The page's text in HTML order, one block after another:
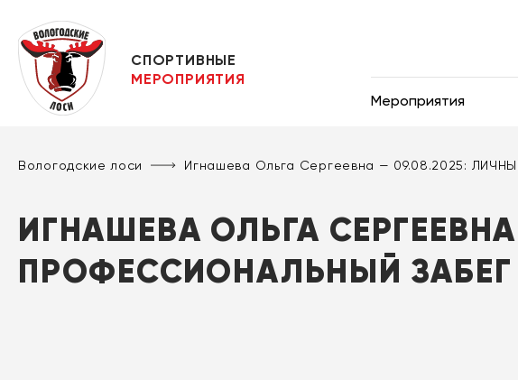
СПОРТИВНЫЕ
МЕРОПРИЯТИЯ
Мероприятия
Вологодские лоси Игнашева Ольга Сергеевна — 09.08.2025:
ИГНАШЕВА ОЛЬГА
ПРОФЕССИОНАЛЬНЫЙ ЗАБЕГ